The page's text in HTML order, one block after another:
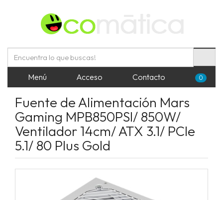
Menú Acceso Contacto 0
Fuente de Alimentación Mars
Gaming MPB850PSI/ 850W/
Ventilador 14cm/ ATX 3.1/ PCIe
5.1/ 80 Plus Gold